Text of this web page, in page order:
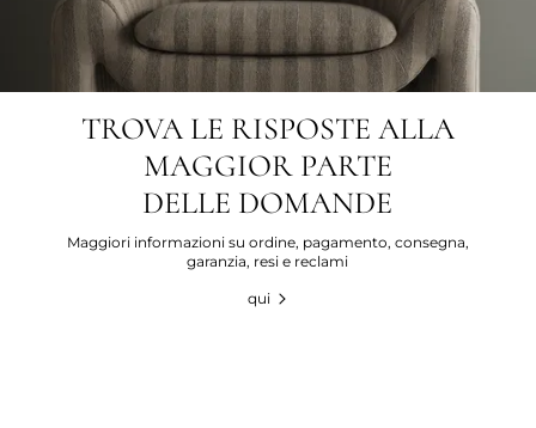
TROVA LE RISPOSTE ALLA
MAGGIOR PARTE
DELLE DOMANDE
Maggiori informazioni su ordine, pagamento, consegna,
garanzia, resi e reclami
qui